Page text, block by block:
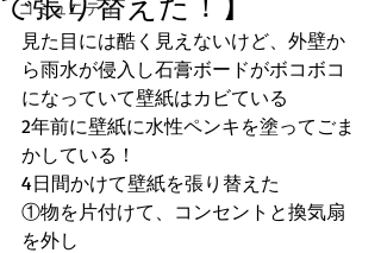
コミュニティ
見た目には酷く見えないけど、外壁か
ら雨水が侵入し石膏ボードがボコボコ
になっていて壁紙はカビている
2年前に壁紙に水性ペンキを塗ってごま
かしている！
4日間かけて壁紙を張り替えた
①物を片付けて、コンセントと換気扇
を外し